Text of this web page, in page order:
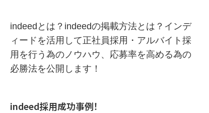
indeedとは？indeedの掲載方法とは？インデ
ィードを活用して正社員採用・アルバイト採
用を行う為のノウハウ、応募率を高める為の
必勝法を公開します！
indeed採用成功事例！